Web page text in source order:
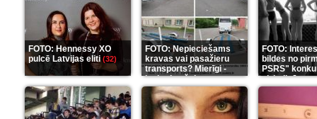
FOTO: Hennessy XO
pulcē Latvijas eliti(32)
FOTO: Nepieciešams
kravas vai pasažieru
transports? Mierīgi -
ieskaties šeit(35)
FOTO:
bildes no
PSRS"
aizkulisēm